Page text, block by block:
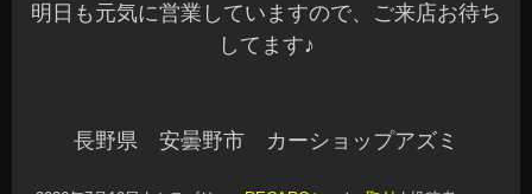
明日も元気に営業していますので、ご来店お待ち
してます♪
長野県 安曇野市 カーショップアズミ